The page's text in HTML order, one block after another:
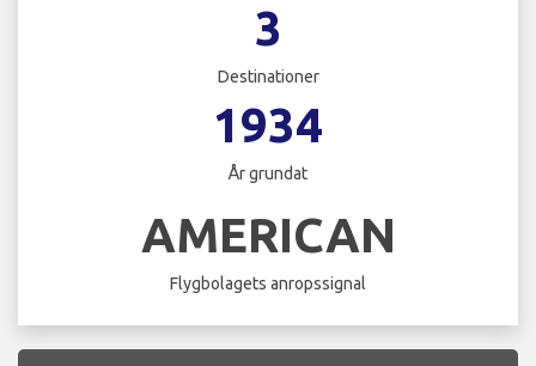
3
Destinationer
1934
År grundat
AMERICAN
Flygbolagets anropssignal